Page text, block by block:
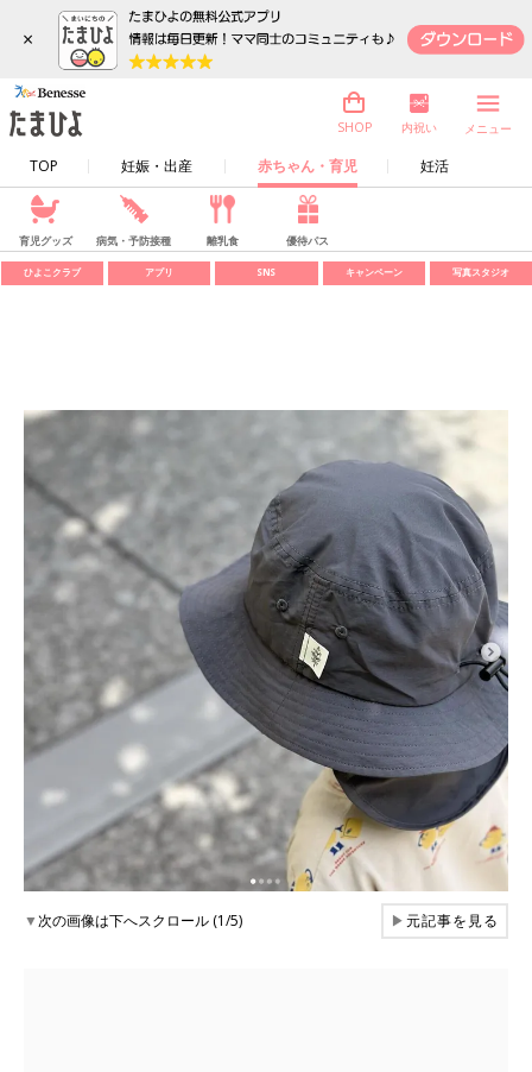
×
TOP 妊娠・出産 赤ちゃん・育児 妊活
SHOP 内祝い メニュー
育児グッズ 病気・予防接種 離乳食 優待パス
ひよこクラブ アプリ SNS キャンペーン 写真スタジオ
▼次の画像は下へスクロール (1/5) ▶元記事を見る